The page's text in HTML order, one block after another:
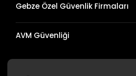
Gebze Özel Güvenlik Firmaları
AVM Güvenliği